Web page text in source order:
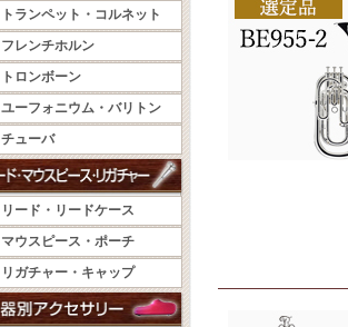
トランペット・コルネット
フレンチホルン
トロンボーン
ユーフォニウム・バリトン
チューバ
リード・リードケース
マウスピース・ポーチ
リガチャー・キャップ